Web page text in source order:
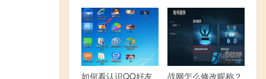
如何看认识QQ好友
战网怎么修改昵称？